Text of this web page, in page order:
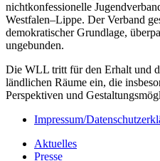
nichtkonfessionelle
Westfalen–Lippe. Der Verband
demokratischer Grundlage,
ungebunden.
Die WLL tritt für den Erhalt und
ländlichen Räume ein, die
Perspektiven und
Impressum/
Aktuelles
Presse